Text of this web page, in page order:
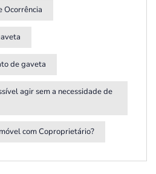
Ocorrência
de gaveta
agir sem a necessidade de
com Coproprietário?